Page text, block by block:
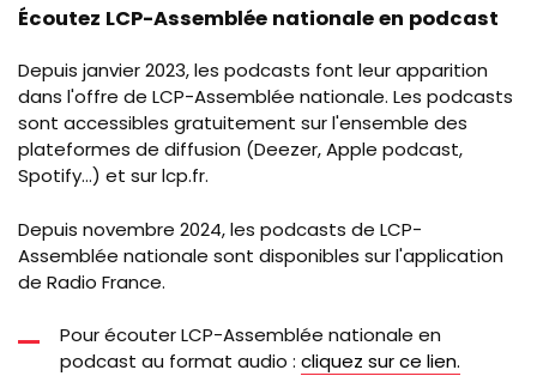
Écoutez LCP-Assemblée nationale en podcast
Depuis janvier 2023, les podcasts font leur apparition
dans l'offre de LCP-Assemblée nationale. Les podcasts
sont accessibles gratuitement sur l'ensemble des
plateformes de diffusion (Deezer, Apple podcast,
Spotify...) et sur lcp.fr.
Depuis novembre 2024, les podcasts de LCP-
Assemblée nationale sont disponibles sur l'application
de Radio France.
Pour écouter LCP-Assemblée nationale en
podcast au format audio : cliquez sur ce lien.